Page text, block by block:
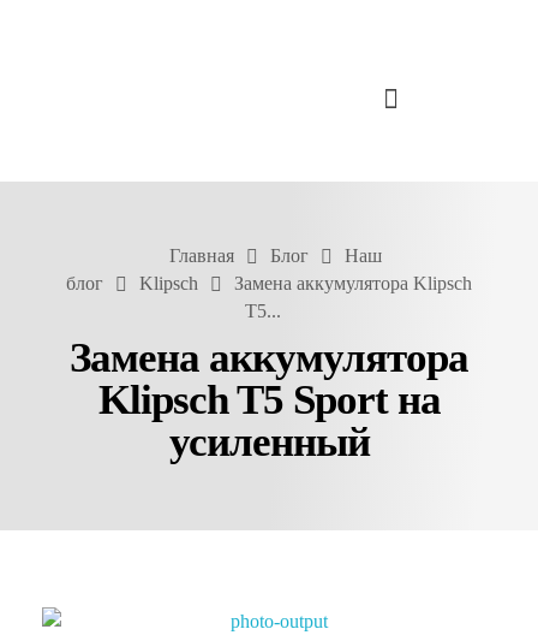
Главная Блог
Наш
блог
Klipsch
Замена аккумулятора Klipsch
T5...
Замена аккумулятора
Klipsch T5 Sport на
усиленный